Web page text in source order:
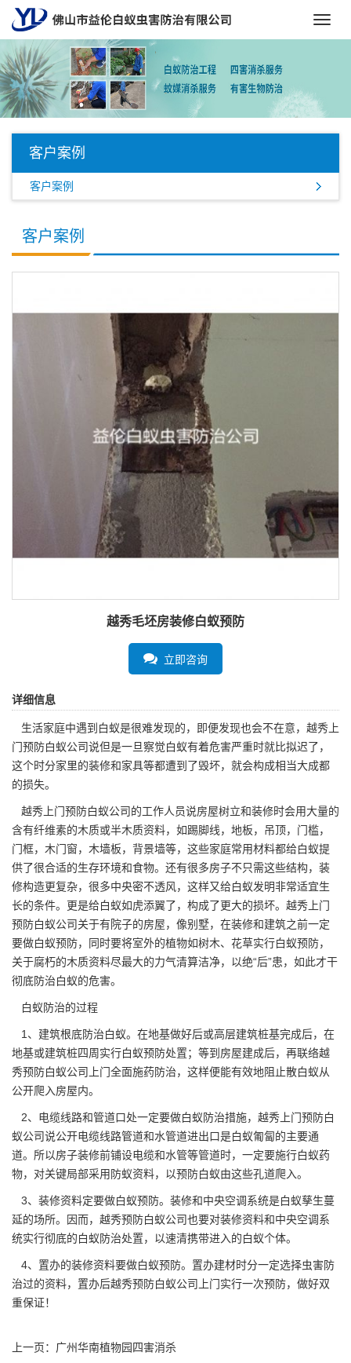
客户案例
客户案例
客户案例
越秀毛坯房装修白蚁预防
立即咨询
详细信息
生活家庭中遇到白蚁是很难发现的，即便发现也会不在意， 越秀上
门预防白蚁公司说但是一旦察觉白蚁有着危害严重时就比拟迟了，
这个时分家里的装修和家具等都遭到了毁坏，就会构成相当大成都
的损失。
越秀上门预防白蚁公司的工作人员说房屋树立和装修时会用大量的
含有纤维素的木质或半木质资料，如踢脚线，地板，吊顶，门槛，
门框，木门窗，木墙板，背景墙等，这些家庭常用材料都给白蚁提
供了很合适的生存环境和食物。还有很多房子不只需这些结构，装
修构造更复杂，很多中央密不透风，这样又给白蚁发明非常适宜生
长的条件。更是给白蚁如虎添翼了，构成了更大的损坏。越秀上门
预防白蚁公司关于有院子的房屋，像别墅，在装修和建筑之前一定
要做白蚁预防，同时要将室外的植物如树木、花草实行白蚁预防，
关于腐朽的木质资料尽最大的力气清算洁净，以绝“后”患，如此才干
彻底防治白蚁的危害。
白蚁防治的过程
1、建筑根底防治白蚁。在地基做好后或高层建筑桩基完成后，在
地基或建筑桩四周实行白蚁预防处置；等到房屋建成后，再联络越
秀预防白蚁公司上门全面施药防治，这样便能有效地阻止散白蚁从
公开爬入房屋内。
2、电缆线路和管道口处一定要做白蚁防治措施，越秀上门预防白
蚁公司说公开电缆线路管道和水管道进出口是白蚁匍匐的主要通
道。所以房子装修前铺设电缆和水管等管道时，一定要施行白蚁药
物，对关键局部采用防蚁资料，以预防白蚁由这些孔道爬入。
3、装修资料定要做白蚁预防。装修和中央空调系统是白蚁孳生蔓
延的场所。因而，越秀预防白蚁公司也要对装修资料和中央空调系
统实行彻底的白蚁防治处置，以速清携带进入的白蚁个体。
4、置办的装修资料要做白蚁预防。置办建材时分一定选择虫害防
治过的资料，置办后越秀预防白蚁公司 上门实行一次预防，做好双
重保证！
上一页： 广州华南植物园四害消杀